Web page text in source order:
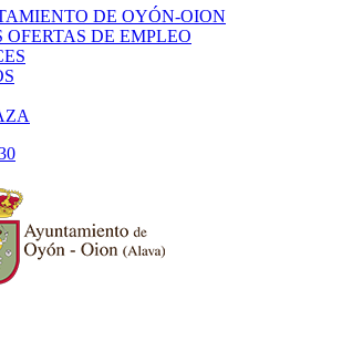
DE OYÓN-OION
OFERTAS DE EMPLEO